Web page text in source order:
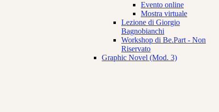
Evento online
Mostra virtuale
Lezione di Giorgio
Bagnobianchi
Workshop di Be.Part - Non
Riservato
Graphic Novel (Mod. 3)